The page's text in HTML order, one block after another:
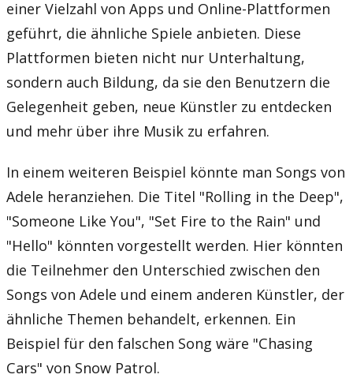
einer Vielzahl von Apps und Online-Plattformen
geführt, die ähnliche Spiele anbieten. Diese
Plattformen bieten nicht nur Unterhaltung,
sondern auch Bildung, da sie den Benutzern die
Gelegenheit geben, neue Künstler zu entdecken
und mehr über ihre Musik zu erfahren.
In einem weiteren Beispiel könnte man Songs von
Adele heranziehen. Die Titel "Rolling in the Deep",
"Someone Like You", "Set Fire to the Rain" und
"Hello" könnten vorgestellt werden. Hier könnten
die Teilnehmer den Unterschied zwischen den
Songs von Adele und einem anderen Künstler, der
ähnliche Themen behandelt, erkennen. Ein
Beispiel für den falschen Song wäre "Chasing
Cars" von Snow Patrol.